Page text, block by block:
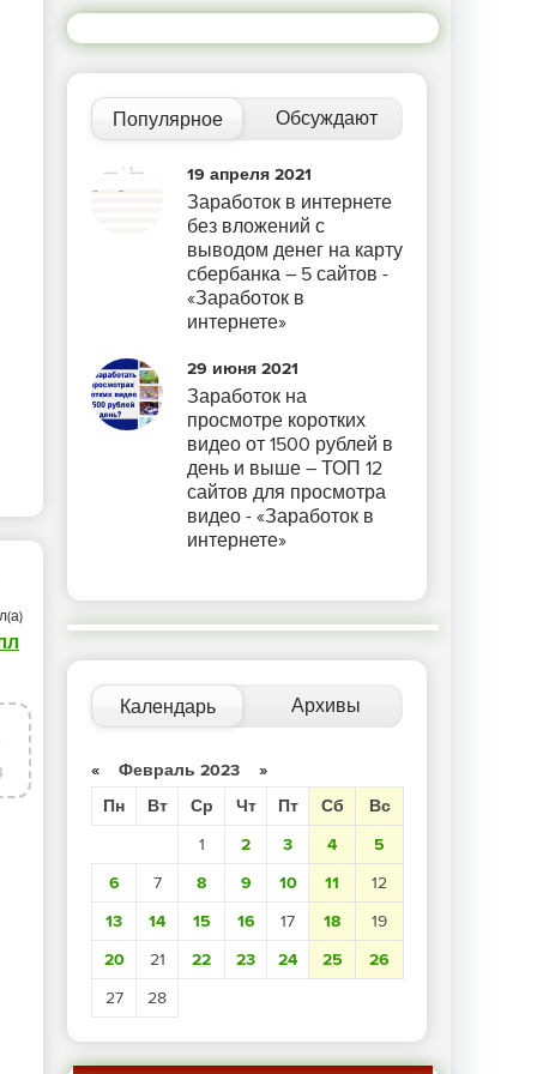
Популярное Обсуждают
19 апреля 2021
Заработок в интернете
без вложений с
выводом денег на карту
сбербанка – 5 сайтов -
«Заработок в
интернете»
29 июня 2021
Заработок на
просмотре коротких
видео от 1500 рублей в
день и выше – ТОП 12
сайтов для просмотра
видео - «Заработок в
интернете»
Календарь Архивы
« Февраль 2023 »
Пн
Вт Ср Чт Пт Сб
Вс
1
2 3 4
5
6
7 8 9 10 11
12
13
14 15 16 17 18
19
20
21 22 23 24 25
26
27
28